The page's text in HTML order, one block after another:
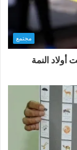
مجتمع
النمة